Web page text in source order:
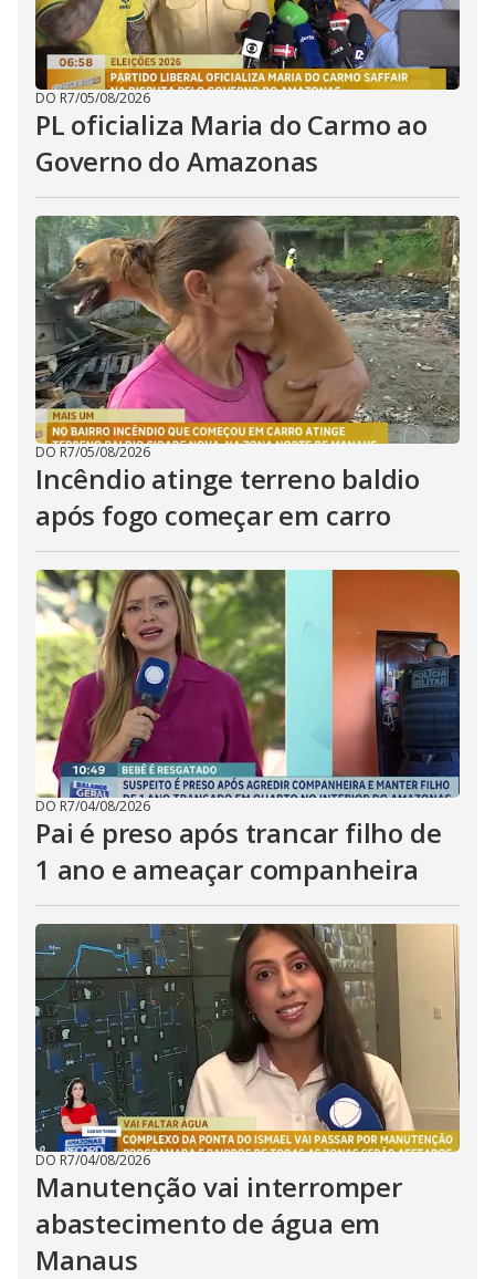
DO R7/05/08/2026
PL oficializa Maria do Carmo ao
Governo do Amazonas
DO R7/05/08/2026
Incêndio atinge terreno baldio
após fogo começar em carro
DO R7/04/08/2026
Pai é preso após trancar filho de
1 ano e ameaçar companheira
DO R7/04/08/2026
Manutenção vai interromper
abastecimento de água em
Manaus